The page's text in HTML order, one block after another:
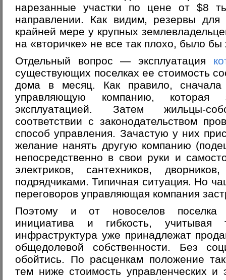
нарезанные участки по цене от $8
направлении. Как видим, резервы
крайней мере у крупных
на «вторичке» не все так плохо, было
Отдельный вопрос — эксплуатация
существующих поселках ее стоимость
дома в месяц. Как правило, сначала
управляющую компанию, которая
эксплуатацией. Затем жильцы-
соответствии с законодательством
способ управления. Зачастую у них
желание нанять другую компанию
непосредственно в свои руки и
электриков, сантехников,
подрядчиками. Типичная ситуация. Но
переговоров управляющая компания
Поэтому и от новоселов поселка
инициатива и гибкость,
инфраструктура уже принадлежат
общедолевой собственности. Без
обойтись. По расценкам положение
тем ниже стоимость управленческих и